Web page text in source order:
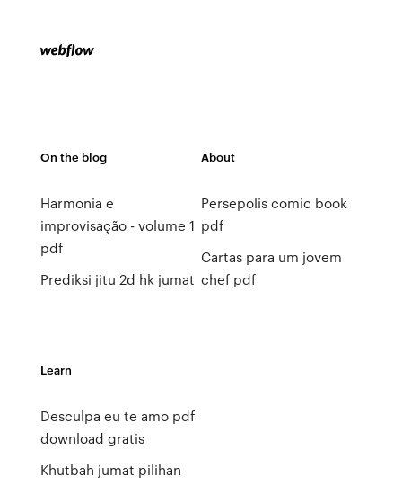
On the blog
Harmonia e
improvisação - volume 1
pdf
Prediksi jitu 2d hk jumat
About
Persepolis comic book
pdf
Cartas para um jovem
chef pdf
Learn
Desculpa eu te amo pdf
download gratis
Khutbah jumat pilihan